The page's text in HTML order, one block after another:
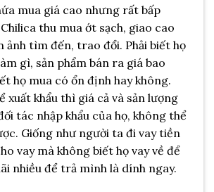
mua giá cao nhưng rất bấp
thu mua ớt sạch, giao cao
ảnh tìm đến, trao đổi. Phải biết họ
gì, sản phẩm bán ra giá bao
họ mua có ổn định hay không.
xuất khẩu thì giá cả và sản lượng
tác nhập khẩu của họ, không thể
Giống như người ta đi vay tiền
vay mà không biết họ vay về để
nhiều để trả mình là dính ngay.